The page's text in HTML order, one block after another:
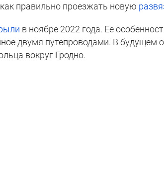
правильно проезжать новую
в ноябре 2022 года. Ее
двумя путепроводами. В будущем
вокруг Гродно.